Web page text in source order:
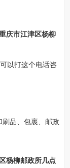
庆市江津区杨柳
以打这个电话咨
品、包裹、邮政
杨柳邮政所几点